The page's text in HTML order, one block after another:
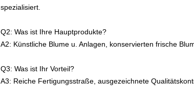
spezialisiert.
Q2: Was ist Ihre Hauptprodukte?
A2: Künstliche Blume u. Anlagen, konservierten frische
Q3: Was ist Ihr Vorteil?
A3: Reiche Fertigungsstraße, ausgezeichnete